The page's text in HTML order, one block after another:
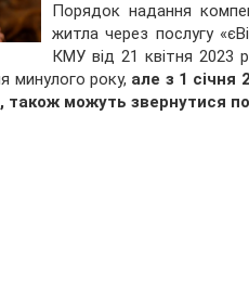
Порядок надання
житла через послугу
КМУ від 21 квітня 2023
минулого року, але з 1 січня
можуть звернутися